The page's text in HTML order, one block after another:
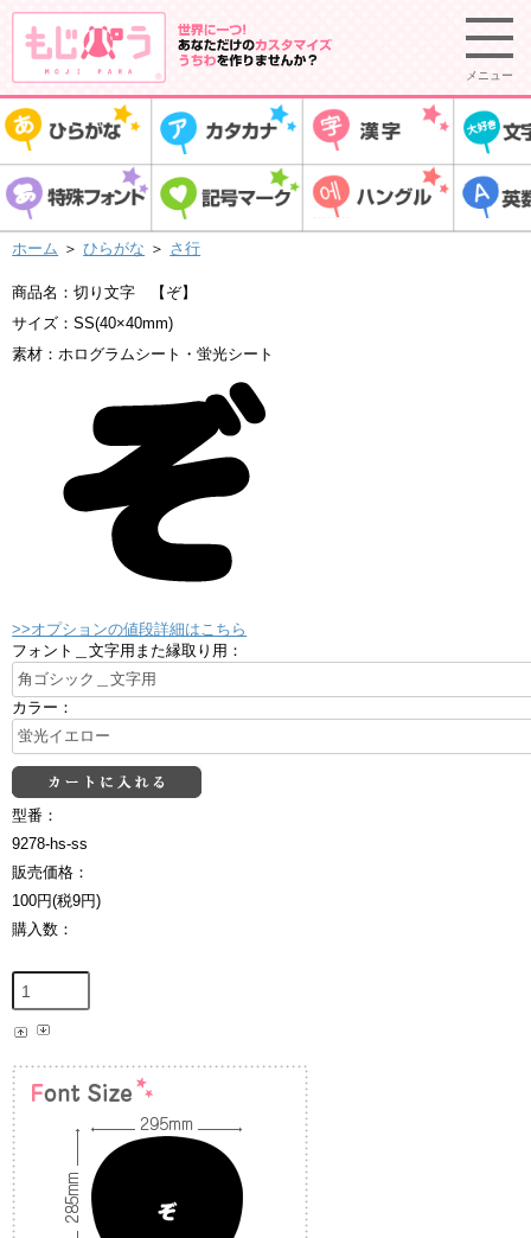
メニュー
ホーム ＞ ひらがな ＞ さ行
商品名：切り文字 【ぞ】
サイズ：SS(40×40mm)
素材：ホログラムシート・蛍光シート
>>オプションの値段詳細はこちら
フォント＿文字用また縁取り用：
カラー：
型番：
9278-hs-ss
販売価格：
100円(税9円)
購入数：